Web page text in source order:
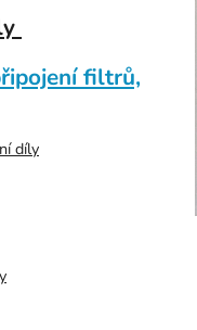
filtrů,
díly